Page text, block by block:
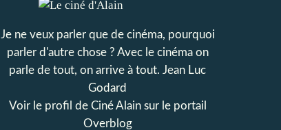
Je ne veux parler que de cinéma, pourquoi
parler d'autre chose ? Avec le cinéma on
parle de tout, on arrive à tout. Jean Luc
Godard
Voir le profil de Ciné Alainsur le portail
Overblog